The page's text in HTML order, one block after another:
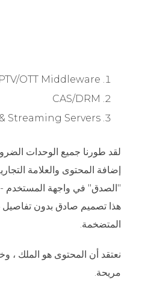
OTT Middleware
CAS/DRM
Streaming Servers
لقد طورنا جميع الوحدات
إضافة المحتوى والعلامة
هذا تصميم صادق بدون تفاصيل
المتضخمة.
نعتقد أن المحتوى هو الملك ،
مريحة.